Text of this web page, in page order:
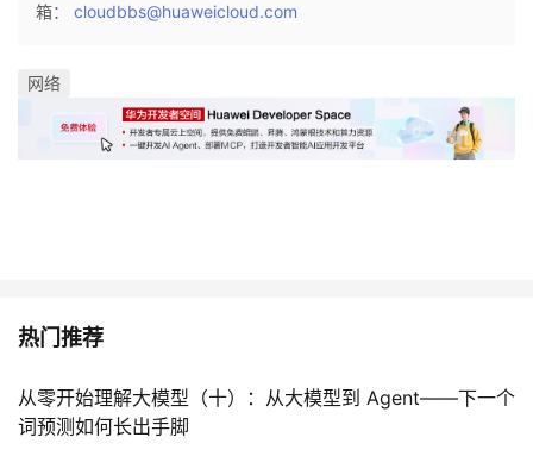
箱： cloudbbs@huaweicloud.com
网络
热门推荐
从零开始理解大模型（十）：从大模型到 Agent——下一个
词预测如何长出手脚